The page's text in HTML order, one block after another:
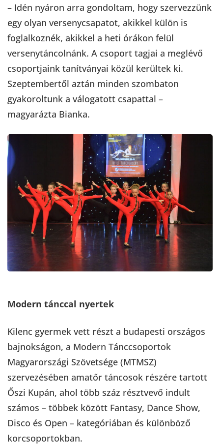
– Idén nyáron arra gondoltam, hogy szervezzünk
egy olyan versenycsapatot, akikkel külön is
foglalkoznék, akikkel a heti órákon felül
versenytáncolnánk. A csoport tagjai a meglévő
csoportjaink tanítványai közül kerültek ki.
Szeptembertől aztán minden szombaton
gyakoroltunk a válogatott csapattal –
magyarázta Bianka.
Modern tánccal nyertek
Kilenc gyermek vett részt a budapesti országos
bajnokságon, a Modern Tánccsoportok
Magyarországi Szövetsége (MTMSZ)
szervezésében amatőr táncosok részére tartott
Őszi Kupán, ahol több száz résztvevő indult
számos – többek között Fantasy, Dance Show,
Disco és Open – kategóriában és különböző
korcsoportokban.